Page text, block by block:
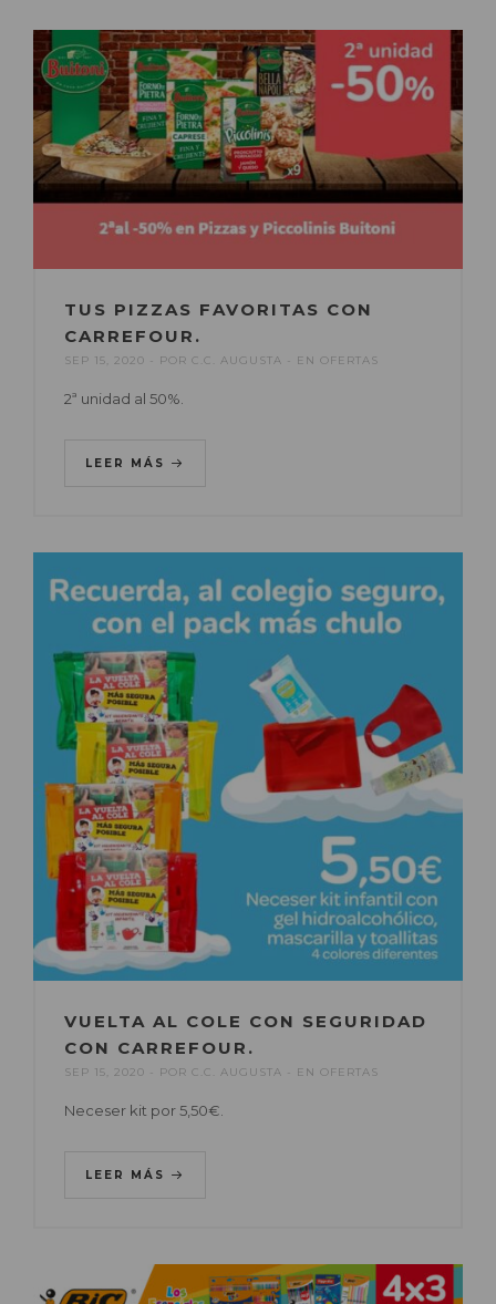
TUS PIZZAS FAVORITAS CON
CARREFOUR.
SEP 15, 2020 POR C.C. AUGUSTA EN OFERTAS
2ª unidad al 50%.
LEER MÁS
VUELTA AL COLE CON SEGURIDAD
CON CARREFOUR.
SEP 15, 2020 POR C.C. AUGUSTA EN OFERTAS
Neceser kit por 5,50€.
LEER MÁS